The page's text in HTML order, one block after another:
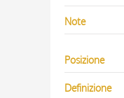
Note
Posizione
Definizione